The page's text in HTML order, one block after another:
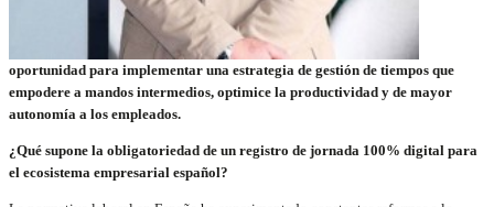
oportunidad para implementar una estrategia de gestión de tiempos que
empodere a mandos intermedios, optimice la productividad y de mayor
autonomía a los empleados.
¿Qué supone la obligatoriedad de un registro de jornada 100% digital para
el ecosistema empresarial español?